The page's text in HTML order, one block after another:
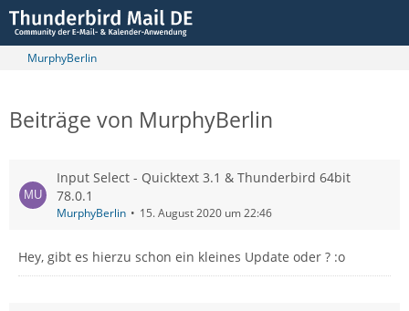
MurphyBerlin
Beiträge von MurphyBerlin
Input Select - Quicktext 3.1 & Thunderbird 64bit
78.0.1
MurphyBerlin 15. August 2020 um 22:46
Hey, gibt es hierzu schon ein kleines Update oder ? :o